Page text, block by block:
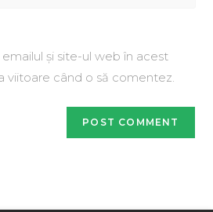
și site-ul web în acest
viitoare când o să comentez.